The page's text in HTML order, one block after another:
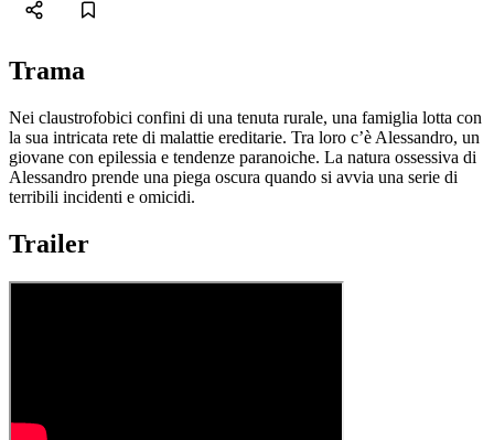
Trama
Nei claustrofobici confini di una tenuta rurale, una famiglia lotta con
la sua intricata rete di malattie ereditarie. Tra loro c’è Alessandro, un
giovane con epilessia e tendenze paranoiche. La natura ossessiva di
Alessandro prende una piega oscura quando si avvia una serie di
terribili incidenti e omicidi.
Trailer